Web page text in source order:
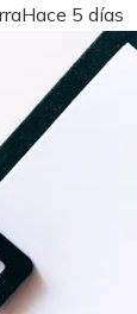
Hace 5 días